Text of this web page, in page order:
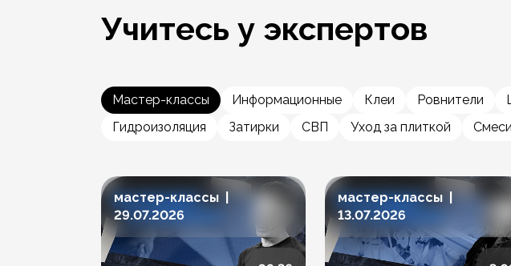
Учитесь у экспертов
Мастер-классы Информационные Клеи Ровнители
Гидроизоляция
Затирки СВП Уход за плиткой
мастер-классы |
29.07.2026
мастер-классы |
13.07.2026